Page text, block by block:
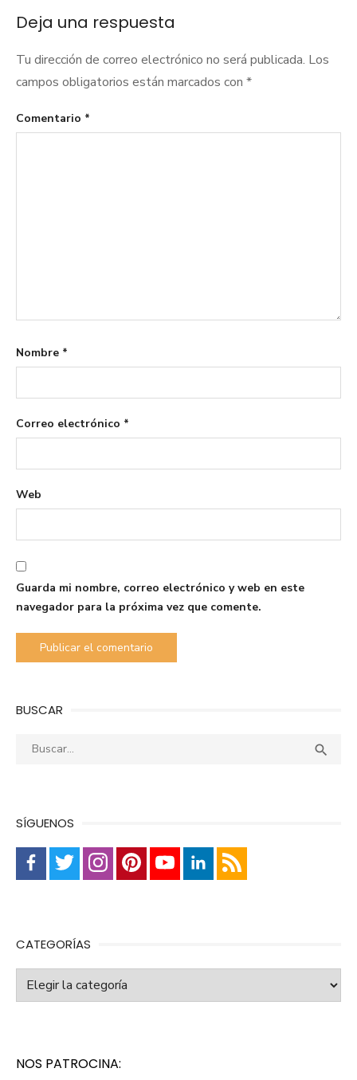
Deja una respuesta
Tu dirección de correo electrónico no será publicada. Los
campos obligatorios están marcados con *
Comentario *
Nombre *
Correo electrónico *
Web
Guarda mi nombre, correo electrónico y web en este
navegador para la próxima vez que comente.
BUSCAR
Buscar: 
SÍGUENOS
CATEGORÍAS
Categorías
NOS PATROCINA: